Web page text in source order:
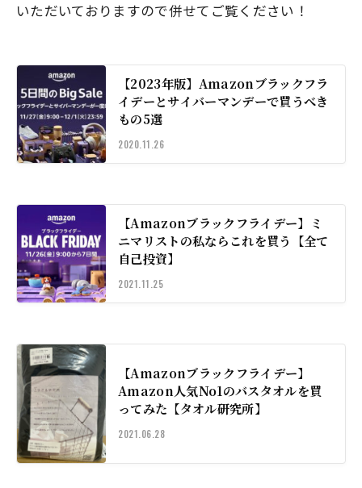
いただいておりますので併せてご覧ください！
【2023年版】Amazonブラックフラ
イデーとサイバーマンデーで買うべき
もの5選
2020.11.26
【Amazonブラックフライデー】ミ
ニマリストの私ならこれを買う【全て
自己投資】
2021.11.25
【Amazonブラックフライデー】
Amazon人気No1のバスタオルを買
ってみた【タオル研究所】
2021.06.28